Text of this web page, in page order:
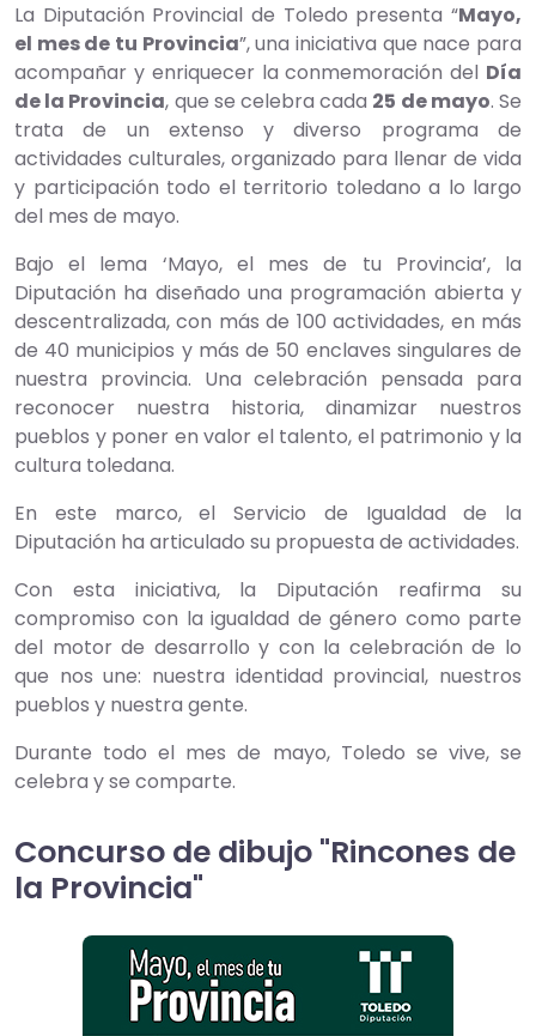
La Diputación Provincial de Toledo presenta “Mayo,
el mes de tu Provincia”, una iniciativa que nace para
acompañar y enriquecer la conmemoración del Día
de la Provincia, que se celebra cada 25 de mayo. Se
trata de un extenso y diverso programa de
actividades culturales, organizado para llenar de vida
y participación todo el territorio toledano a lo largo
del mes de mayo.
Bajo el lema ‘Mayo, el mes de tu Provincia’, la
Diputación ha diseñado una programación abierta y
descentralizada, con más de 100 actividades, en más
de 40 municipios y más de 50 enclaves singulares de
nuestra provincia. Una celebración pensada para
reconocer nuestra historia, dinamizar nuestros
pueblos y poner en valor el talento, el patrimonio y la
cultura toledana.
En este marco, el Servicio de Igualdad de la
Diputación ha articulado su propuesta de actividades.
Con esta iniciativa, la Diputación reafirma su
compromiso con la igualdad de género como parte
del motor de desarrollo y con la celebración de lo
que nos une: nuestra identidad provincial, nuestros
pueblos y nuestra gente.
Durante todo el mes de mayo, Toledo se vive, se
celebra y se comparte.
Concurso de dibujo "Rincones de
la Provincia"